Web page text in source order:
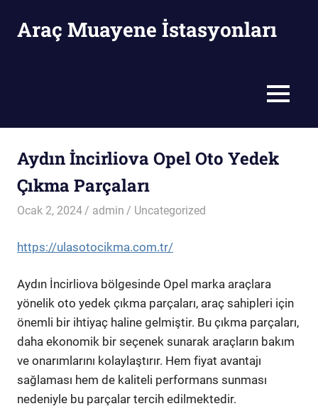
Araç Muayene İstasyonları
MENU
Aydın İncirliova Opel Oto Yedek
Çıkma Parçaları
Ocak 2, 2024 admin Uncategorized
https://ulasotocikma.com.tr/
Aydın İncirliova bölgesinde Opel marka araçlara
yönelik oto yedek çıkma parçaları, araç sahipleri için
önemli bir ihtiyaç haline gelmiştir. Bu çıkma parçaları,
daha ekonomik bir seçenek sunarak araçların bakım
ve onarımlarını kolaylaştırır. Hem fiyat avantajı
sağlaması hem de kaliteli performans sunması
nedeniyle bu parçalar tercih edilmektedir.